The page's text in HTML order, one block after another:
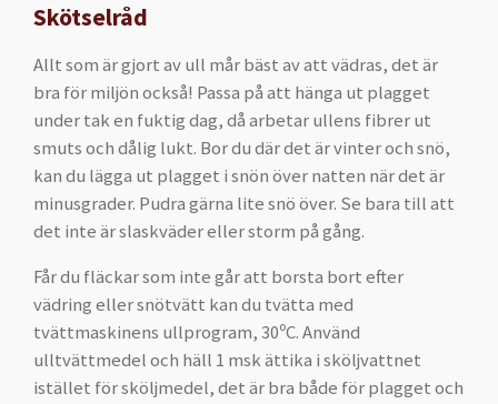
Skötselråd
Allt som är gjort av ull mår bäst av att vädras, det är
bra för miljön också! Passa på att hänga ut plagget
under tak en fuktig dag, då arbetar ullens fibrer ut
smuts och dålig lukt. Bor du där det är vinter och snö,
kan du lägga ut plagget i snön över natten när det är
minusgrader. Pudra gärna lite snö över. Se bara till att
det inte är slaskväder eller storm på gång.
Får du fläckar som inte går att borsta bort efter
vädring eller snötvätt kan du tvätta med
tvättmaskinens ullprogram, 30ºC. Använd
ulltvättmedel och häll 1 msk ättika i sköljvattnet
istället för sköljmedel, det är bra både för plagget och